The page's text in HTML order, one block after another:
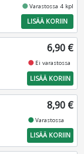
fiber_manual_recordVarastossa 4 kpl
LISÄÄ KORIIN
6,90 €
fiber_manual_record Ei varastossa
LISÄÄ KORIIN
8,90 €
fiber_manual_recordVarastossa
LISÄÄ KORIIN